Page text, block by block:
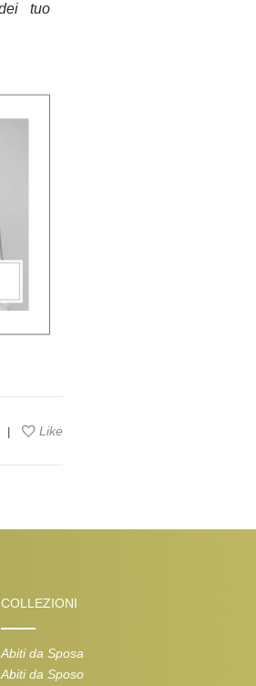
tuo
Like
COLLEZIONI
Abiti da Sposa
Abiti da Sposo